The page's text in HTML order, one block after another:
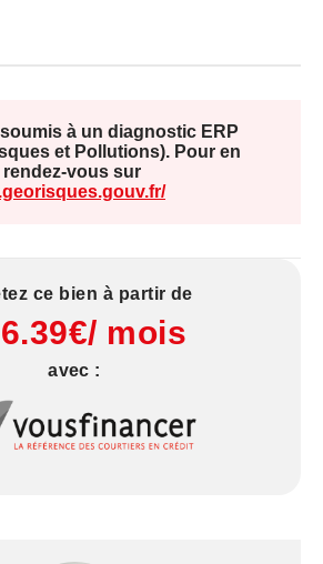
: Grand linéaire de vente
trittico, une enrobeuse, une
le matériel nécessaire à une
et à l'exploitation immédiate.
en constante progression : Un
€, témoignant d'une
et d'une clientèle fidèle.
: Seulement cinq jours
: Parking à proximité
à un diagnostic ERP
et Pollutions). Pour en
vous sur
ce bien à partir de
mois
avec :